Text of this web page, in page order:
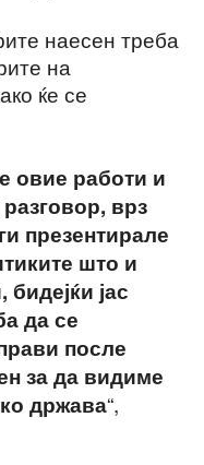
наесен треба
на
ќе се
овие работи и
врз
презентирале
што и
јас
да се
после
за да видиме
држава“,